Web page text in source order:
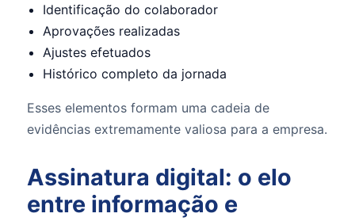
Identificação do colaborador
Aprovações realizadas
Ajustes efetuados
Histórico completo da jornada
Esses elementos formam uma cadeia de
evidências extremamente valiosa para a empresa.
Assinatura digital: o elo
entre informação e